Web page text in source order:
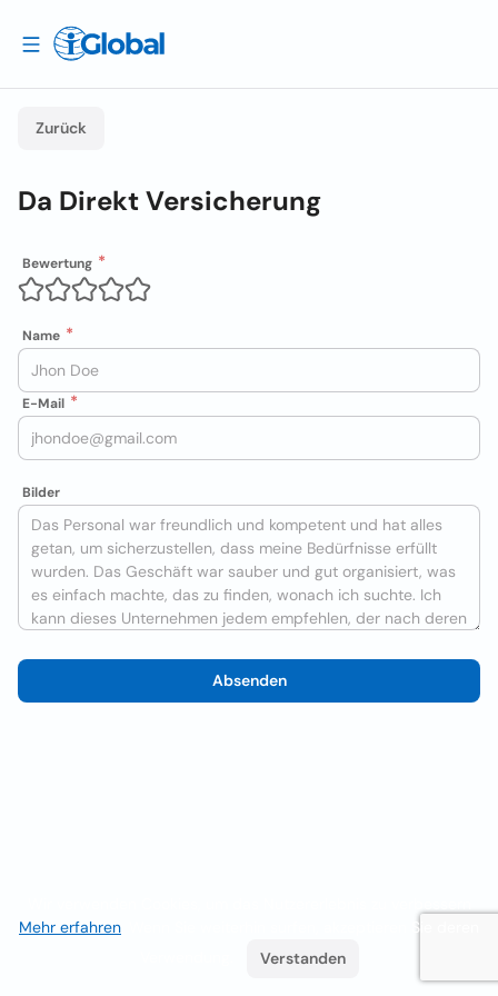
Zurück
Da Direkt Versicherung
Bewertung
Name
E-Mail
Bilder
Absenden
Mehr erfahren . Wenn Sie weiterhin surfen, akzeptieren Sie deren
Verstanden